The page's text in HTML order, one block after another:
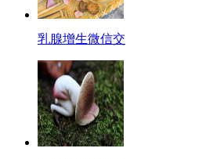
乳腺增生微信交